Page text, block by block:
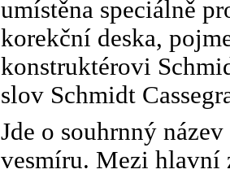
umístěna speciálně
korekční deska,
konstruktérovi
slov Schmidt
Jde o souhrnný
vesmíru. Mezi hlavní